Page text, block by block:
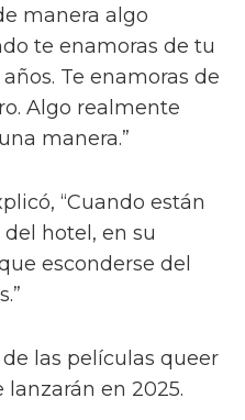
manera algo
te enamoras de tu
Te enamoras de
Algo realmente
manera.”
“Cuando están
hotel, en su
esconderse del
las películas queer
en 2025.